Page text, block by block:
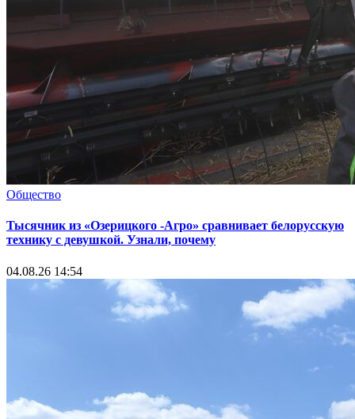
Общество
Тысячник из «Озерицкого -Агро» сравнивает белорусскую
технику с девушкой. Узнали, почему
04.08.26 14:54